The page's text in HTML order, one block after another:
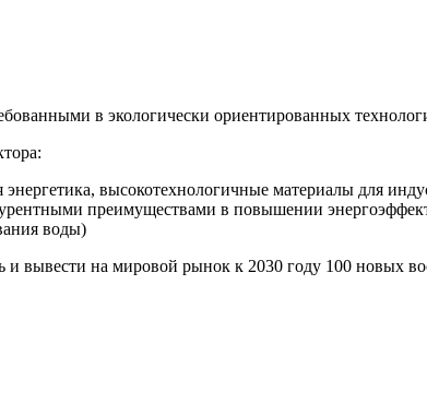
в экологически ориентированных
высокотехнологичные материалы для
преимуществами в повышении
воды)
вывести на мировой рынок к 2030 году 100 новых